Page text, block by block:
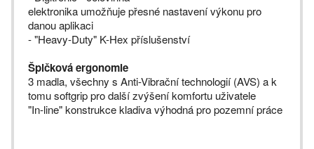
elektronika umožňuje přesné nastavení výkonu pro
danou aplikaci
- "Heavy-Duty" K-Hex příslušenství
Špičková ergonomie
3 madla, všechny s Anti-Vibrační technologií (AVS) a k
tomu softgrip pro další zvýšení komfortu uživatele
"In-line" konstrukce kladiva výhodná pro pozemní práce